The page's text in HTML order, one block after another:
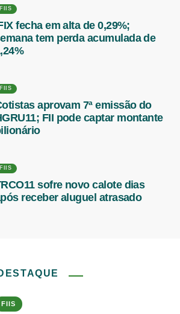
FIIS
fecha em alta de 0,29%;
tem perda acumulada de
FIIS
aprovam 7ª emissão do
FII pode captar montante
FIIS
sofre novo calote dias
receber aluguel atrasado
FIIS